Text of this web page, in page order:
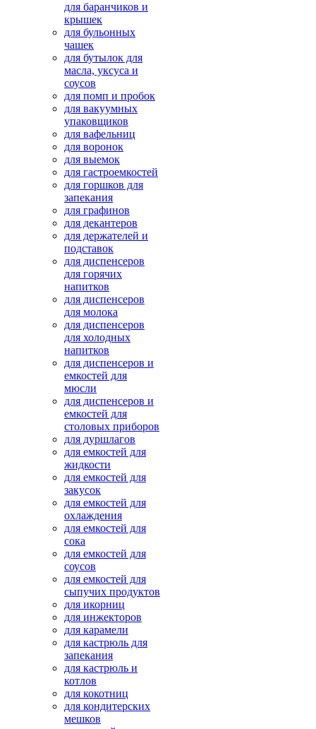
для баранчиков и
крышек
для бульонных
чашек
для бутылок для
масла, уксуса и
соусов
для помп и пробок
для вакуумных
упаковщиков
для вафельниц
для воронок
для выемок
для гастроемкостей
для горшков для
запекания
для графинов
для декантеров
для держателей и
подставок
для диспенсеров
для горячих
напитков
для диспенсеров
для молока
для диспенсеров
для холодных
напитков
для диспенсеров и
емкостей для
мюсли
для диспенсеров и
емкостей для
столовых приборов
для дуршлагов
для емкостей для
жидкости
для емкостей для
закусок
для емкостей для
охлаждения
для емкостей для
сока
для емкостей для
соусов
для емкостей для
сыпучих продуктов
для икорниц
для инжекторов
для карамели
для кастрюль для
запекания
для кастрюль и
котлов
для кокотниц
для кондитерских
мешков